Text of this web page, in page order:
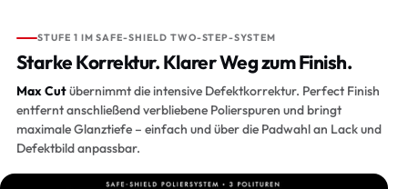
STUFE 1 IM SAFE-SHIELD TWO-STEP-SYSTEM
Starke Korrektur. Klarer Weg zum Finish.
Max Cutübernimmt die intensive Defektkorrektur. Perfect Finish
entfernt anschließend verbliebene Polierspuren und bringt
maximale Glanztiefe – einfach und über die Padwahl an Lack und
Defektbild anpassbar.